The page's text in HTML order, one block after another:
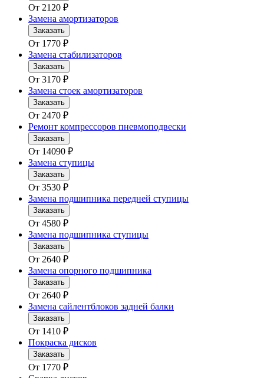
От 2120 ₽
Замена амортизаторов
Заказать
От 1770 ₽
Замена стабилизаторов
Заказать
От 3170 ₽
Замена стоек амортизаторов
Заказать
От 2470 ₽
Ремонт компрессоров пневмоподвески
Заказать
От 14090 ₽
Замена ступицы
Заказать
От 3530 ₽
Замена подшипника передней ступицы
Заказать
От 4580 ₽
Замена подшипника ступицы
Заказать
От 2640 ₽
Замена опорного подшипника
Заказать
От 2640 ₽
Замена сайлентблоков задней балки
Заказать
От 1410 ₽
Покраска дисков
Заказать
От 1770 ₽